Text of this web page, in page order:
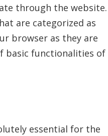
through the website.
are categorized as
browser as they are
basic functionalities of
essential for the